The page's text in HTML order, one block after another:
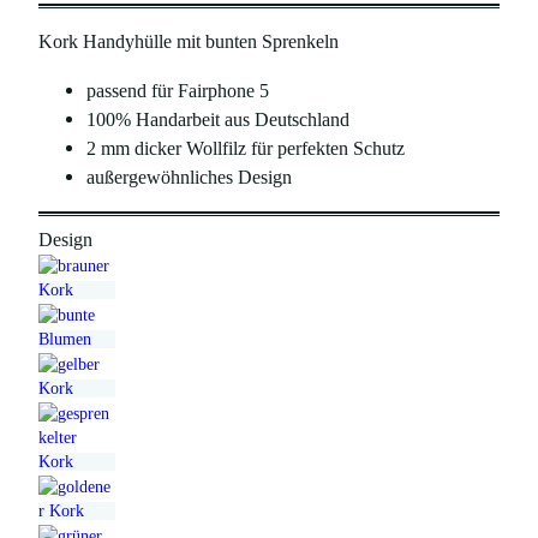
p
r
n
g
l
i
u
P
Kork Handyhülle mit bunten Sprenkeln
passend für Fairphone 5
100% Handarbeit aus Deutschland
2 mm dicker Wollfilz für perfekten Schutz
außergewöhnliches Design
Design